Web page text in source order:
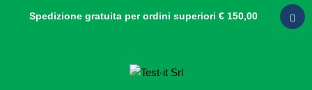
Spedizione gratuita per ordini superiori € 150,00